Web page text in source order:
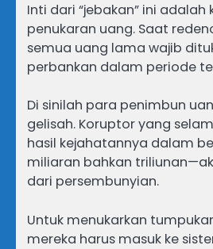
Inti dari “jebakan” ini adalah
penukaran uang. Saat
semua uang lama wajib
perbankan dalam periode
Di sinilah para penimbun
gelisah. Koruptor yang
hasil kejahatannya dalam
miliaran bahkan
dari persembunyian.
Untuk menukarkan
mereka harus masuk ke